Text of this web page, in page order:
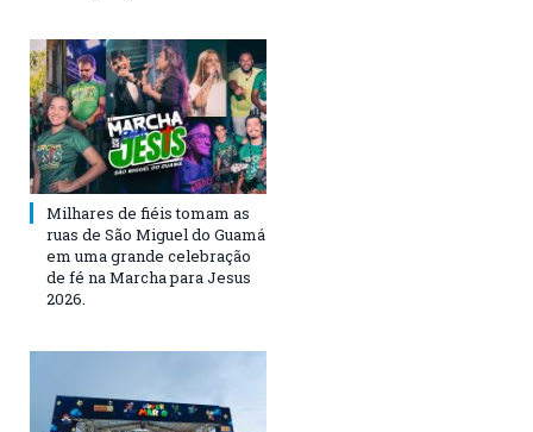
Milhares de fiéis tomam as
ruas de São Miguel do Guamá
em uma grande celebração
de fé na Marcha para Jesus
2026.